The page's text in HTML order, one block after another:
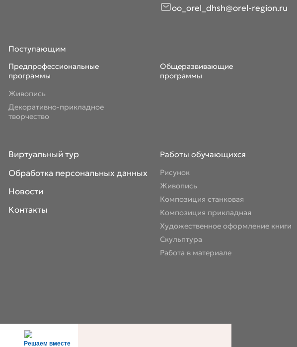
oo_orel_dhsh@orel-region.ru
Поступающим
Предпрофессиональные
программы
Живопись
Декоративно-прикладное
творчество
Общеразвивающие
программы
Виртуальный тур
Обработка персональных данных
Новости
Контакты
Работы обучающихся
Рисунок
Живопись
Композиция станковая
Композиция прикладная
Художественное оформление книги
Скульптура
Работа в материале
Решаем вместе